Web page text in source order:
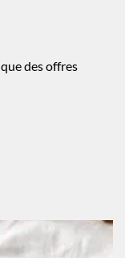
des offres